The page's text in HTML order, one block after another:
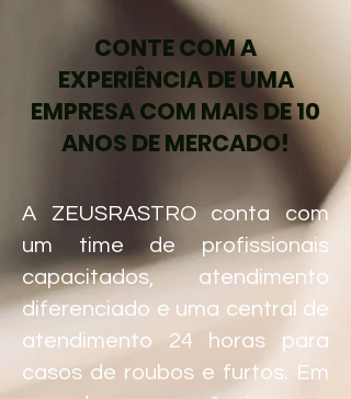
CONTE COM A
EXPERIÊNCIA DE UMA
EMPRESA COM MAIS DE 10
ANOS DE MERCADO!
A ZEUSRASTRO conta com
um time de profissionais
capacitados, atendimento
diferenciado e uma central de
atendimento 24 horas para
casos de roubos e furtos. Em